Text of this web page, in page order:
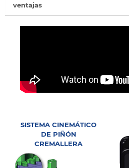
ventajas
SISTEMA CINEMÁTICO
DE PIÑÓN
CREMALLERA